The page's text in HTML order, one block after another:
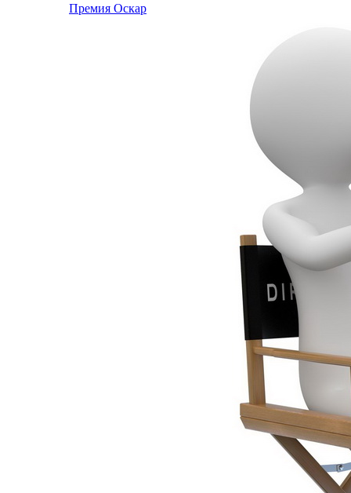
Премия Оскар